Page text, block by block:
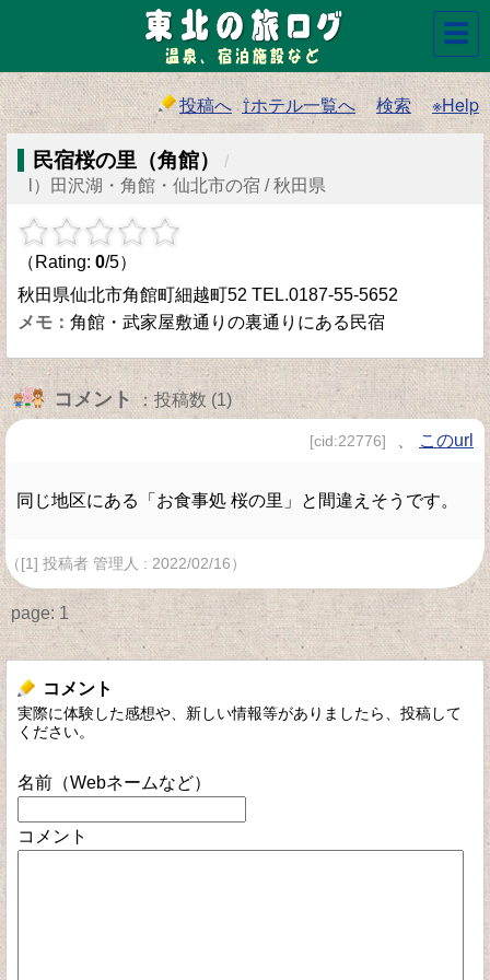
投稿へ ⇧ホテル一覧へ 検索 ※Help
民宿桜の里（角館）
/
l）田沢湖・角館・仙北市の宿 / 秋田県
（Rating: 0/5）
秋田県仙北市角館町細越町52 TEL.0187-55-5652
角館・武家屋敷通りの裏通りにある民宿
コメント：投稿数 (1)
[cid:22776] このurl
同じ地区にある「お食事処 桜の里」と間違えそうです。
（[1] 投稿者 管理人 : 2022/02/16）
page: 1
コメント
実際に体験した感想や、新しい情報等がありましたら、投稿して
ください。
名前（Webネームなど）
コメント
☰